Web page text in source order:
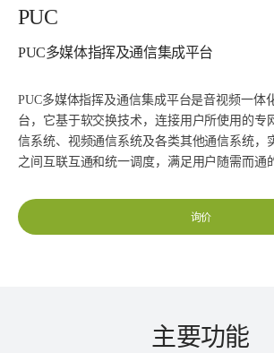
PUC
PUC多媒体指挥及通信集成平台
PUC多媒体指挥及通信集成平台是音视频一体
台，它基于软交换技术，连接用户所使用的专
信系统、视频通信系统及各类其他通信系统，
之间互联互通和统一调度，满足用户随需而通
询价
主要功能